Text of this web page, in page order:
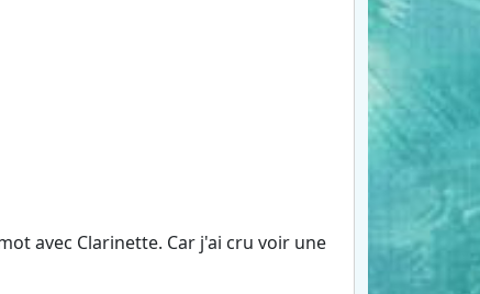
avec Clarinette. Car j'ai cru voir une